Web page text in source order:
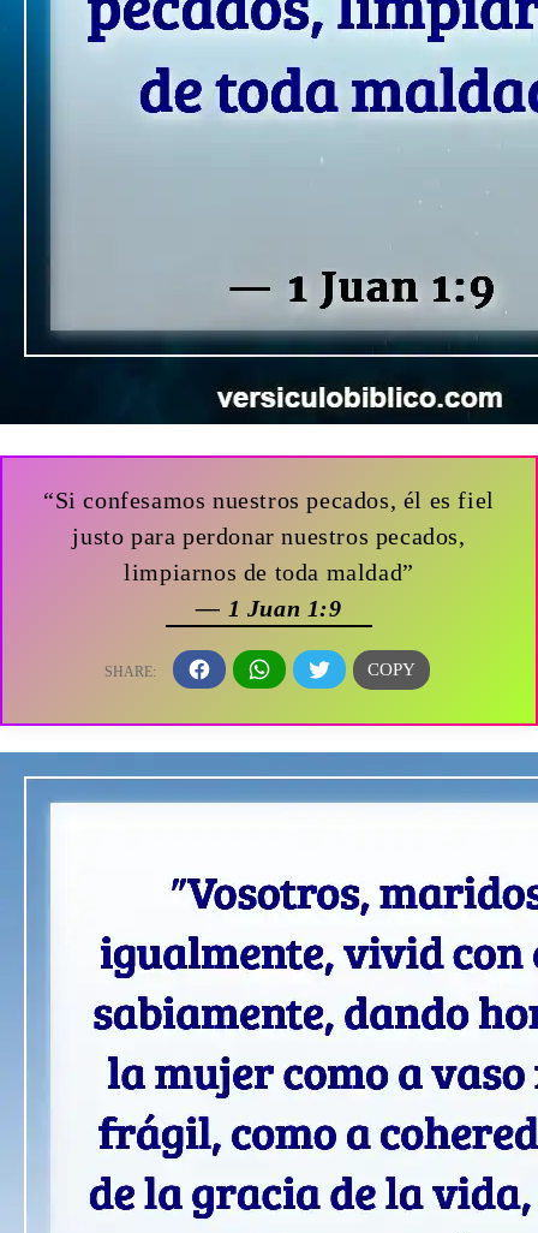
“Si confesamos nuestros pecados, él es fiel
justo para perdonar nuestros pecados,
limpiarnos de toda maldad”
— 1 Juan 1:9